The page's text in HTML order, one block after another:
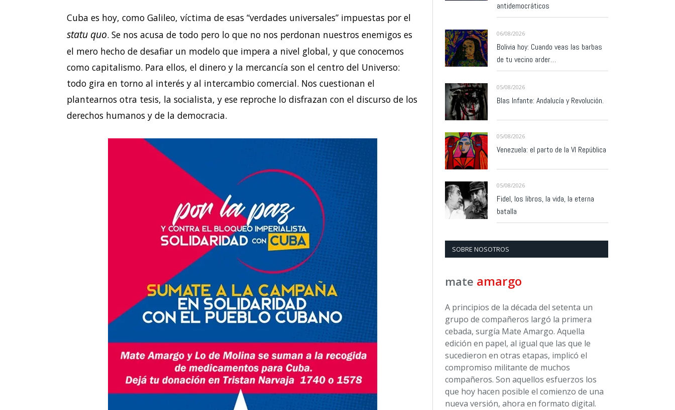
Cuba es hoy, como Galileo, víctima de esas “verdades universales” impuestas por el
statu quo. Se nos acusa de todo pero lo que no nos perdonan nuestros enemigos es
el mero hecho de desafiar un modelo que impera a nivel global, y que conocemos
como capitalismo. Para ellos, el dinero y la mercancía son el centro del Universo:
todo gira en torno al interés y al intercambio comercial. Nos cuestionan el
plantearnos otra tesis, la socialista, y ese reproche lo disfrazan con el discurso de los
derechos humanos y de la democracia.
antidemocráticos
06/08/2026
Bolivia hoy: Cuando veas las barbas
de tu vecino arder…
05/08/2026
Blas Infante: Andalucía y Revolución.
05/08/2026
Venezuela: el parto de la VI República
05/08/2026
Fidel, los libros, la vida, la eterna
batalla
SOBRE NOSOTROS
mate amargo
A principios de la década del setenta un
grupo de compañeros largó la primera
cebada, surgía Mate Amargo. Aquella
edición en papel, al igual que las que le
sucedieron en otras etapas, implicó el
compromiso militante de muchos
compañeros. Son aquellos esfuerzos los
que hoy hacen posible el comienzo de una
nueva versión, ahora en formato digital.